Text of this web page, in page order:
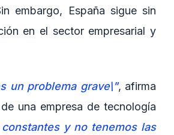
embargo, España sigue sin
en el sector empresarial y
un problema grave\", afirma
una empresa de tecnología
y no tenemos las